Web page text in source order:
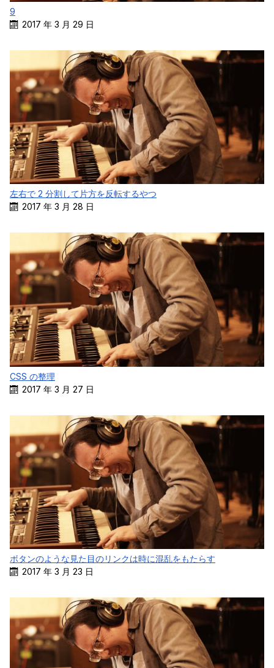
9
2017 年 3 月 29 日
左右で 2 分割して片方を反転するやつ
2017 年 3 月 28 日
CSS の整理
2017 年 3 月 27 日
ボタンのような見た目のリンクは時に混乱をもたらす
2017 年 3 月 23 日